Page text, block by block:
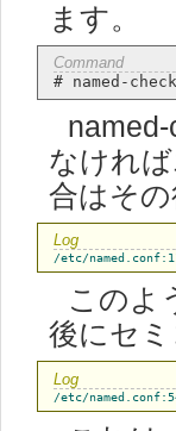
ます。
なけれ
合はそ
/etc/
このよ
後にセミ
/etc/